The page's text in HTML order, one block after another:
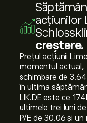
acțiunilor
creștere.
Prețul acțiunii
momentul
schimbare de
în ultima
LIK.DE este de
ultimele trei luni
P/E de 30.06 și